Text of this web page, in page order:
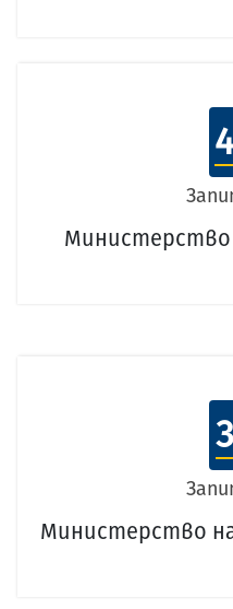
Министерство
Министерство